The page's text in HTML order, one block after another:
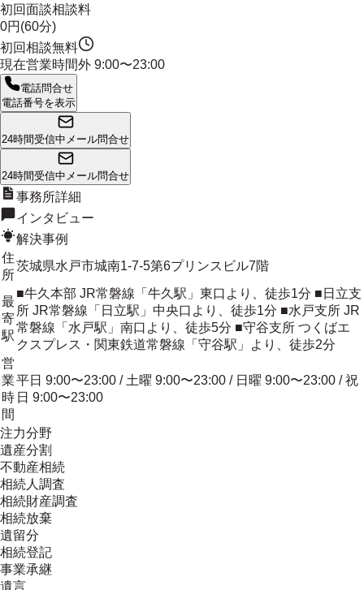
初回面談相談料
0円(60分)
初回相談無料
現在営業時間外 9:00〜23:00
電話問合せ
電話番号を表示
24時間受信中 メール問合せ
24時間受信中 メール問合せ
事務所詳細
インタビュー
解決事例
住
所
茨城県水戸市城南1-7-5第6プリンスビル7階
最
寄
駅
■牛久本部 JR常磐線「牛久駅」東口より、徒歩1分 ■日立支
所 JR常磐線「日立駅」中央口より、徒歩1分 ■水戸支所 JR
常磐線「水戸駅」南口より、徒歩5分 ■守谷支所 つくばエ
クスプレス・関東鉄道常磐線「守谷駅」より、徒歩2分
営
業
時
間
平日 9:00〜23:00 / 土曜 9:00〜23:00 / 日曜 9:00〜23:00 / 祝
日 9:00〜23:00
注力分野
遺産分割
不動産相続
相続人調査
相続財産調査
相続放棄
遺留分
相続登記
事業承継
遺言